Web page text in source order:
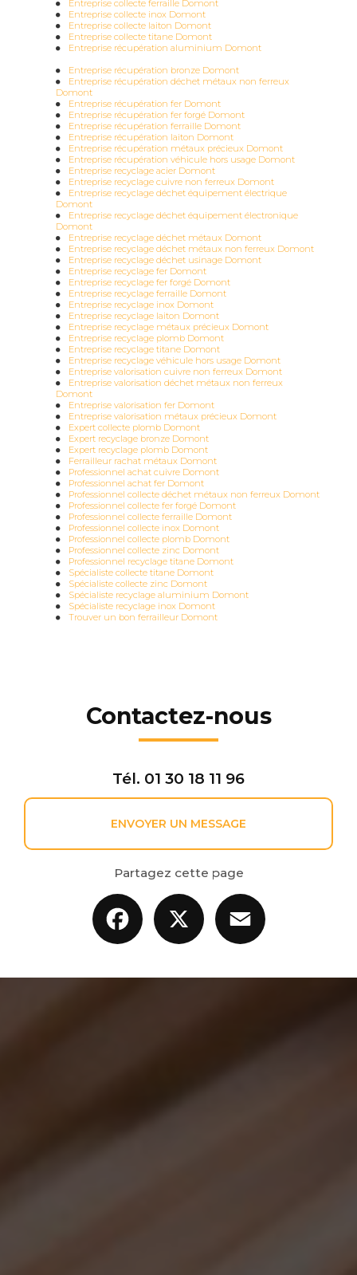
Entreprise collecte ferraille Domont
Entreprise collecte inox Domont
Entreprise collecte laiton Domont
Entreprise collecte titane Domont
Entreprise récupération aluminium Domont
Entreprise récupération bronze Domont
Entreprise récupération déchet métaux non ferreux
Domont
Entreprise récupération fer Domont
Entreprise récupération fer forgé Domont
Entreprise récupération ferraille Domont
Entreprise récupération laiton Domont
Entreprise récupération métaux précieux Domont
Entreprise récupération véhicule hors usage Domont
Entreprise recyclage acier Domont
Entreprise recyclage cuivre non ferreux Domont
Entreprise recyclage déchet équipement électrique
Domont
Entreprise recyclage déchet équipement électronique
Domont
Entreprise recyclage déchet métaux Domont
Entreprise recyclage déchet métaux non ferreux Domont
Entreprise recyclage déchet usinage Domont
Entreprise recyclage fer Domont
Entreprise recyclage fer forgé Domont
Entreprise recyclage ferraille Domont
Entreprise recyclage inox Domont
Entreprise recyclage laiton Domont
Entreprise recyclage métaux précieux Domont
Entreprise recyclage plomb Domont
Entreprise recyclage titane Domont
Entreprise recyclage véhicule hors usage Domont
Entreprise valorisation cuivre non ferreux Domont
Entreprise valorisation déchet métaux non ferreux
Domont
Entreprise valorisation fer Domont
Entreprise valorisation métaux précieux Domont
Expert collecte plomb Domont
Expert recyclage bronze Domont
Expert recyclage plomb Domont
Ferrailleur rachat métaux Domont
Professionnel achat cuivre Domont
Professionnel achat fer Domont
Professionnel collecte déchet métaux non ferreux Domont
Professionnel collecte fer forgé Domont
Professionnel collecte ferraille Domont
Professionnel collecte inox Domont
Professionnel collecte plomb Domont
Professionnel collecte zinc Domont
Professionnel recyclage titane Domont
Spécialiste collecte titane Domont
Spécialiste collecte zinc Domont
Spécialiste recyclage aluminium Domont
Spécialiste recyclage inox Domont
Trouver un bon ferrailleur Domont
Contactez-nous
Tél. 01 30 18 11 96
ENVOYER UN MESSAGE
Partagez cette page
Facebook